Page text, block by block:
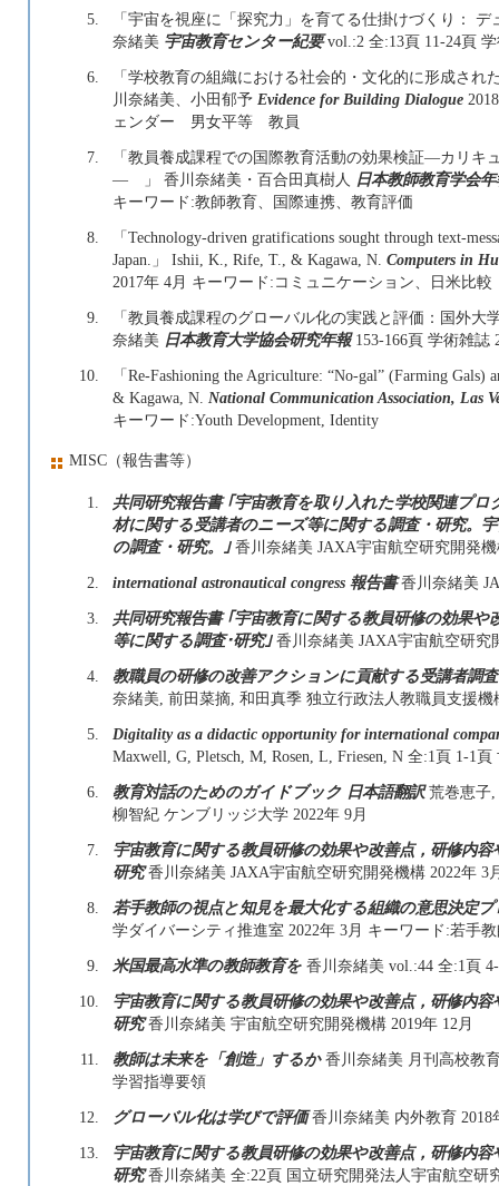
5.
「宇宙を視座に「探究力」を育てる仕掛けづくり：
奈緒美 宇宙教育センター紀要vol.:2 全:13頁 11-24頁
6.
「学校教育の組織における社会的・文化的に形成さ
川奈緒美、小田郁予 Evidence for Building Dialogue
ェンダー 男女平等 教員
7.
「教員養成課程での国際教育活動の効果検証―カリキ
― 」 香川奈緒美・百合田真樹人 日本教師教育学会年
キーワード:教師教育、国際連携、教育評価
8.
「Technology-driven gratifications sought through text-
Japan.」 Ishii, K., Rife, T., & Kagawa, N. Computers in
2017年 4月 キーワード:コミュニケーション、日米比較
9.
「教員養成課程のグローバル化の実践と評価：国外
奈緒美 日本教育大学協会研究年報153-166頁 学術雑誌
10.
「Re-Fashioning the Agriculture: “No-gal” (Farming
& Kagawa, N. National Communication Association, Las
キーワード:Youth Development, Identity
MISC（報告書等）
1.
共同研究報告書 ｢宇宙教育を取り入れた学校関連プ
材に関する受講者のニーズ等に関する調査・研究。
の調査・研究。｣香川奈緒美 JAXA宇宙航空研究開発機
2.
international astronautical congress 報告書香川奈緒美
3.
共同研究報告書 ｢宇宙教育に関する教員研修の効果
等に関する調査･研究｣香川奈緒美 JAXA宇宙航空研究
4.
教職員の研修の改善アクションに貢献する受講者調
奈緒美, 前田菜摘, 和田真季 独立行政法人教職員支援機
5.
Digitality as a didactic opportunity for international
Maxwell, G, Pletsch, M, Rosen, L, Friesen, N 全:1頁 1-1
6.
教育対話のためのガイドブック 日本語翻訳荒巻恵子,
柳智紀 ケンブリッジ大学 2022年 9月
7.
宇宙教育に関する教員研修の効果や改善点，研修内
研究香川奈緒美 JAXA宇宙航空研究開発機構 2022年
8.
若手教師の視点と知見を最大化する組織の意思決定
学ダイバーシティ推進室 2022年 3月 キーワード:若手
9.
米国最高水準の教師教育を 香川奈緒美 vol.:44 全:1頁
10.
宇宙教育に関する教員研修の効果や改善点，研修内
研究香川奈緒美 宇宙航空研究開発機構 2019年 12月
11.
教師は未来を「創造」するか香川奈緒美 月刊高校教
学習指導要領
12.
グローバル化は学びで評価香川奈緒美 内外教育
13.
宇宙教育に関する教員研修の効果や改善点，研修内
研究香川奈緒美 全:22頁 国立研究開発法人宇宙航空